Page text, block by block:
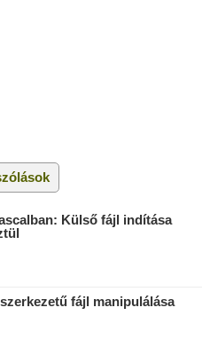
Külső fájl indítása
fájl manipulálása